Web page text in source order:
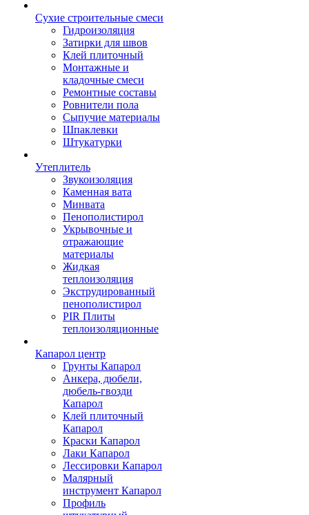
Сухие строительные смеси
Гидроизоляция
Затирки для швов
Клей плиточный
Монтажные и
кладочные смеси
Ремонтные составы
Ровнители пола
Сыпучие материалы
Шпаклевки
Штукатурки
Утеплитель
Звукоизоляция
Каменная вата
Минвата
Пенополистирол
Укрывочные и
отражающие
материалы
Жидкая
теплоизоляция
Экструдированный
пенополистирол
PIR Плиты
теплоизоляционные
Капарол центр
Грунты Капарол
Анкера, дюбели,
дюбель-гвозди
Капарол
Клей плиточный
Капарол
Краски Капарол
Лаки Капарол
Лессировки Капарол
Малярный
инструмент Капарол
Профиль